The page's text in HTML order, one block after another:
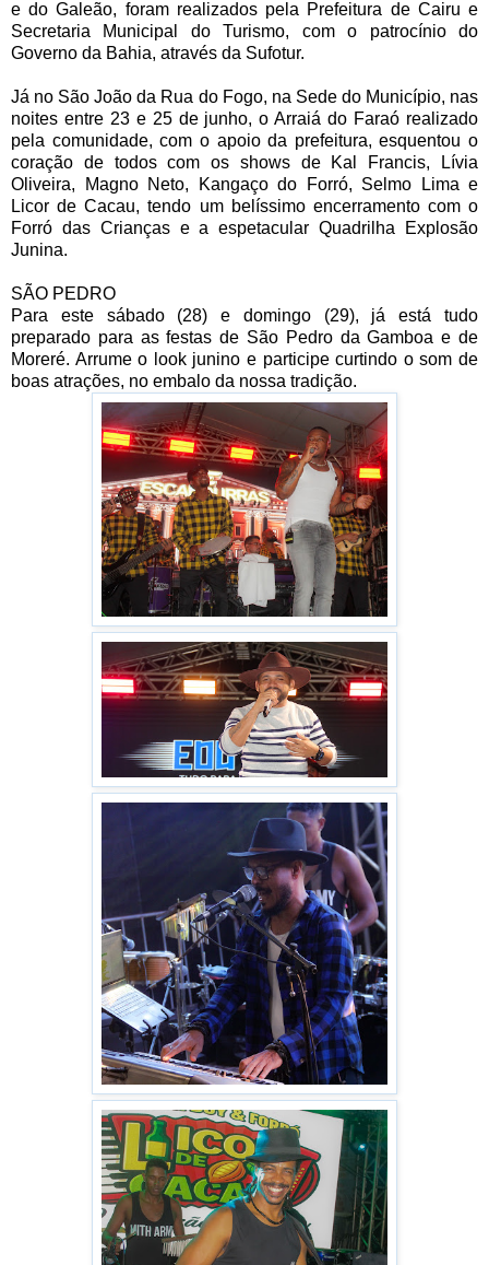
e do Galeão, foram realizados pela Prefeitura de Cairu e
Secretaria Municipal do Turismo, com o patrocínio do
Governo da Bahia, através da Sufotur.
Já no São João da Rua do Fogo, na Sede do Município, nas
noites entre 23 e 25 de junho, o Arraiá do Faraó realizado
pela comunidade, com o apoio da prefeitura, esquentou o
coração de todos com os shows de Kal Francis, Lívia
Oliveira, Magno Neto, Kangaço do Forró, Selmo Lima e
Licor de Cacau, tendo um belíssimo encerramento com o
Forró das Crianças e a espetacular Quadrilha Explosão
Junina.
SÃO PEDRO
Para este sábado (28) e domingo (29), já está tudo
preparado para as festas de São Pedro da Gamboa e de
Moreré. Arrume o look junino e participe curtindo o som de
boas atrações, no embalo da nossa tradição.